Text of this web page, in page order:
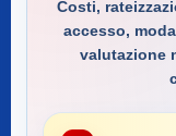
Costi,
accesso,
valutazione